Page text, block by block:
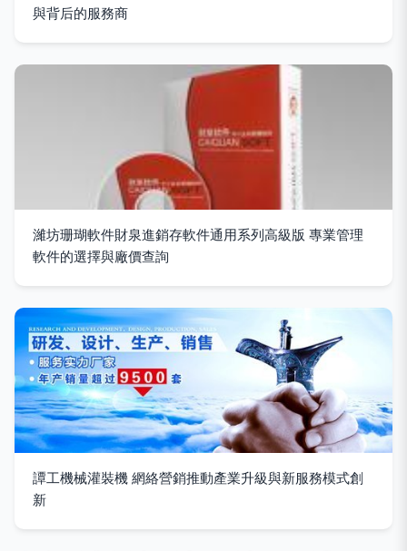
與背后的服務商
濰坊珊瑚軟件財泉進銷存軟件通用系列高級版 專業管理
軟件的選擇與廠價查詢
譚工機械灌裝機 網絡營銷推動產業升級與新服務模式創
新